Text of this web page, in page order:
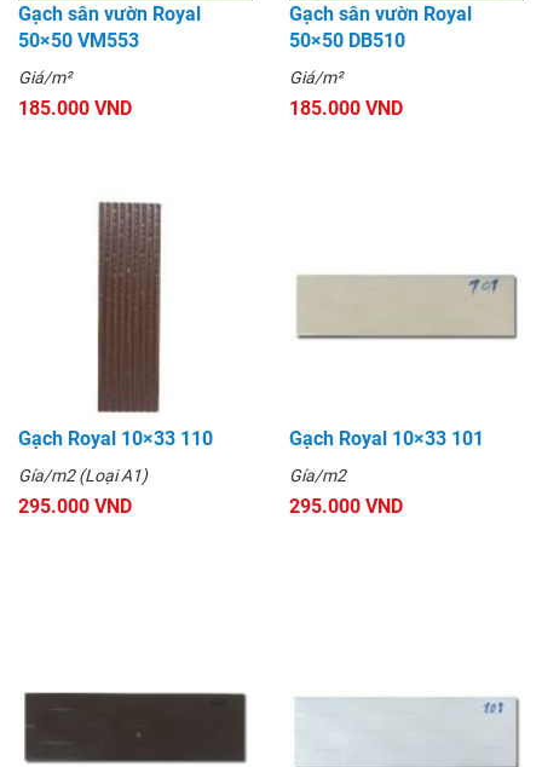
Gạch sân vườn Royal
50×50 VM553
Giá/m²
185.000 VND
Gạch sân vườn Royal
50×50 DB510
Giá/m²
185.000 VND
Gạch Royal 10×33 110
Gía/m2 (Loại A1)
295.000 VND
Gạch Royal 10×33 101
Gía/m2
295.000 VND